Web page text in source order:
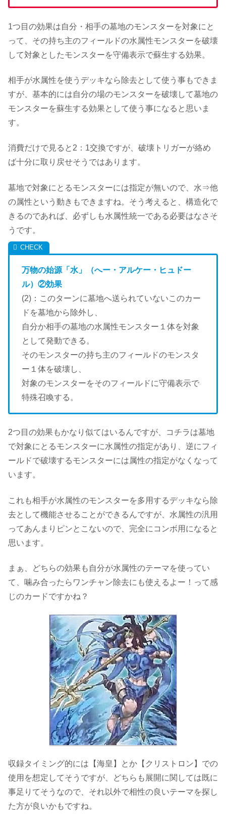
1つ目の効果は自分・相手の墓地のモンスターを対象にと
って、その持ち主のフィールドの水属性モンスターを破壊
して対象としたモンスターを守備表示で蘇生する効果。
相手が水属性を使うデッキなら除去として使う事もできま
すが、基本的には自分の場のモンスターを破壊して墓地の
モンスターを蘇生する効果として使う事になると思いま
す。
消費だけで見ると2：1交換ですが、破壊トリガーが絡め
ば十分に取り戻せそうではあります。
墓地で対象にとるモンスターには指定が無いので、水⇒他
の属性という動きもできますね。そう考えると、構造化で
きるのであれば、必ずしも水属性統一である必要はなさそ
うです。
万物の始源「水」（へー・アルケー・ヒュドー
ル）②効果
(2)：このターンに墓地へ送られていないこのカー
ドを墓地から除外し、
自分か相手の墓地の水属性モンスター１体を対象
として発動できる。
そのモンスターの持ち主のフィールドのモンスタ
ー１体を破壊し、
対象のモンスターをそのフィールドに守備表示で
特殊召喚する。
2つ目の効果もかなり似てはいるんですが、コチラは墓地
で対象にとるモンスターに水属性の指定があり、逆にフィ
ールドで破壊するモンスターには属性の指定がなくなって
います。
これも相手が水属性のモンスターを多用するデッキなら除
去として機能させることができるんですが、水属性の汎用
ってあんまりピンとこないので、完全にコンボ用になると
思います。
まぁ、どちらの効果も自分が水属性のテーマを使ってい
て、噛み合ったらワンチャン除去にも使えるよー！って感
じのカードですかね？
収録タイミング的には【海皇】とか【クリストロン】での
使用を想定してそうですが、どちらも展開に関しては既に
事足りてそうなので、それ以外で相性の良いテーマを探し
た方が良いかもですね。